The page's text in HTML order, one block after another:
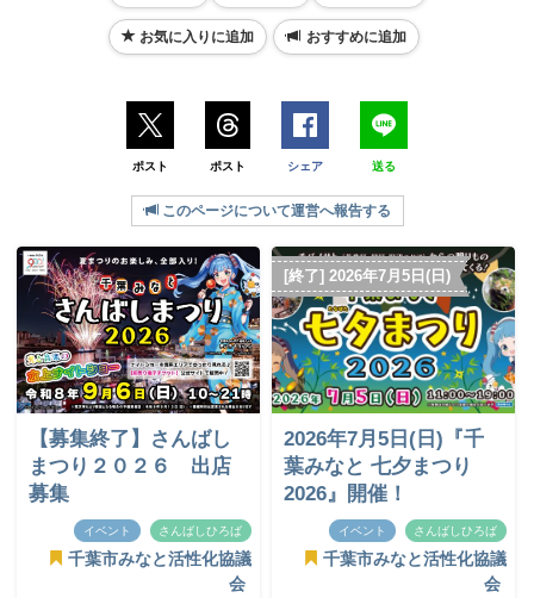
お気に入りに追加 おすすめに追加
ポスト ポスト シェア 送る
このページについて運営へ報告する
【募集終了】さんばし
まつり２０２６ 出店
募集
イベント さんばしひろば
千葉市みなと活性化協議
会
[終了] 2026年7月5日(日)
2026年7月5日(日)『千
葉みなと 七夕まつり
2026』開催！
イベント さんばしひろば
千葉市みなと活性化協議
会